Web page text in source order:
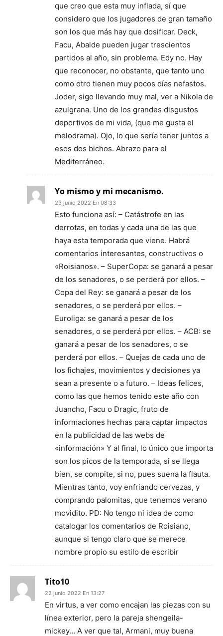
que creo que esta muy inflada, sí que
considero que los jugadores de gran tamaño
son los que más hay que dosificar. Deck,
Facu, Abalde pueden jugar trescientos
partidos al año, sin problema. Edy no. Hay
que reconocer, no obstante, que tanto uno
como otro tienen muy pocos días nefastos.
Joder, sigo llevando muy mal, ver a Nikola de
azulgrana. Uno de los grandes disgustos
deportivos de mi vida, (que me gusta el
melodrama). Ojo, lo que sería tener juntos a
esos dos bichos. Abrazo para el
Mediterráneo.
Yo mismo y mi mecanismo.
23 junio 2022 En 08:33
Esto funciona así: – Catástrofe en las
derrotas, en todas y cada una de las que
haya esta temporada que viene. Habrá
comentarios interesantes, constructivos o
«Roisianos». – SuperCopa: se ganará a pesar
de los senadores, o se perderá por ellos. –
Copa del Rey: se ganará a pesar de los
senadores, o se perderá por ellos. –
Euroliga: se ganará a pesar de los
senadores, o se perderá por ellos. – ACB: se
ganará a pesar de los senadores, o se
perderá por ellos. – Quejas de cada uno de
los fichajes, movimientos y decisiones ya
sean a presente o a futuro. – Ideas felices,
como las que hemos tenido este año con
Juancho, Facu o Dragic, fruto de
informaciones hechas para captar impactos
en la publicidad de las webs de
«información» Y al final, lo único que importa
son los picos de la temporada, si se llega
bien, se compite, si no, pues suena la flauta.
Mientras tanto, voy enfriando cervezas, y
comprando palomitas, que tenemos verano
movidito. PD: No tengo ni idea de como
catalogar los comentarios de Roisiano,
aunque si tengo claro que se merece
nombre propio su estilo de escribir
Tito10
22 junio 2022 En 13:27
En virtus, a ver como encajan las piezas con su
línea exterior, pero la pareja shengeila-
mickey… A ver que tal, Armani, muy buena